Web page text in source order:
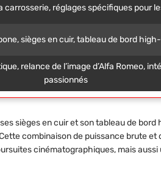
carrosserie, réglages spécifiques pour
sièges en cuir, tableau de bord
relance de l’image d’Alfa Romeo,
passionnés
sièges en cuir et son tableau de
combinaison de puissance brute et
cinématographiques, mais aussi